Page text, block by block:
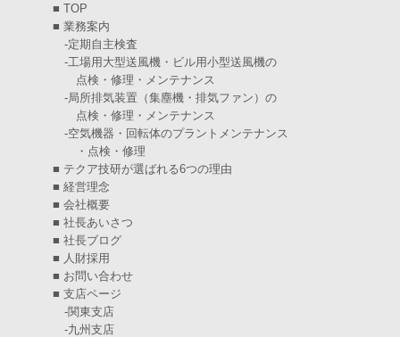
2025年1月(7)
2024年12月(4)
2024年11月(6)
2024年10月(5)
2024年9月(4)
2024年8月(5)
2024年7月(6)
2024年6月 (4)
2024年5月(5)
2024年4月(5)
■ TOP
■ 業務案内
-定期自主検査
-工場用大型送風機・ビル用小型送風機の
点検・修理・メンテナンス
-局所排気装置（集塵機・排気ファン）の
点検・修理・メンテナンス
-空気機器・回転体のプラントメンテナンス
・点検・修理
■ テクア技研が選ばれる6つの理由
■ 経営理念
■ 会社概要
■ 社長あいさつ
■ 社長ブログ
■ 人財採用
■ お問い合わせ
■ 支店ページ
-関東支店
-九州支店